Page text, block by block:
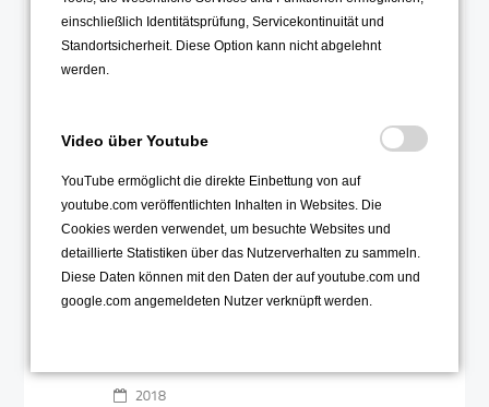
06 Wettbewerb
Wettbewerb "Ideen machen Schule"
unterstützt "Zentangle-Projekt" des
OHG mit 800 Euro
2018
einschließlich Identitätsprüfung, Servicekontinuität und
Standortsicherheit. Diese Option kann nicht abgelehnt
werden.
Video über Youtube
YouTube ermöglicht die direkte Einbettung von auf
youtube.com veröffentlichten Inhalten in Websites. Die
Cookies werden verwendet, um besuchte Websites und
detaillierte Statistiken über das Nutzerverhalten zu sammeln.
Diese Daten können mit den Daten der auf youtube.com und
google.com angemeldeten Nutzer verknüpft werden.